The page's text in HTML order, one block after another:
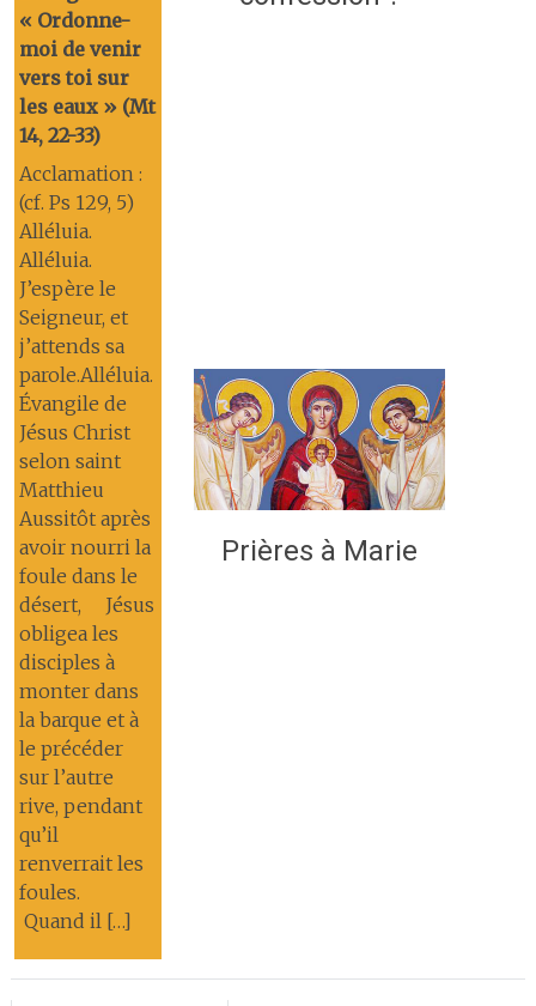
« Ordonne-
moi de venir
vers toi sur
les eaux » (Mt
14, 22-33)
Acclamation :
(cf. Ps 129, 5)
Alléluia.
Alléluia.
J’espère le
Seigneur, et
j’attends sa
parole.Alléluia.
Évangile de
Jésus Christ
selon saint
Matthieu
Aussitôt après
avoir nourri la
foule dans le
désert, Jésus
obligea les
disciples à
monter dans
la barque et à
le précéder
sur l’autre
rive, pendant
qu’il
renverrait les
foules.
Quand il […]
Prières à Marie